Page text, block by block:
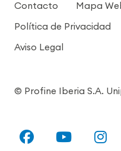
Contacto
Mapa
Política de Privacidad
Aviso Legal
© Profine Iberia S.A.